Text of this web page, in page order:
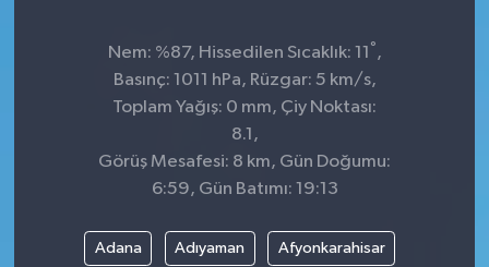
Nem: %87, Hissedilen Sıcaklık: 11 ° ,
Basınç: 1011 hPa, Rüzgar: 5 km/s,
Toplam Yağış: 0 mm, Çiy Noktası:
8.1,
Görüş Mesafesi: 8 km, Gün Doğumu:
6:59, Gün Batımı: 19:13
Adana Adıyaman Afyonkarahisar